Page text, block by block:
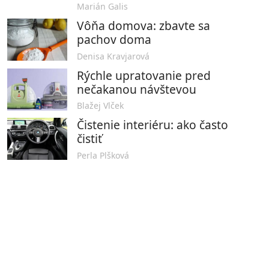
Marián Galis
Vôňa domova: zbavte sa
pachov doma
Denisa Kravjarová
Rýchle upratovanie pred
nečakanou návštevou
Blažej Vlček
Čistenie interiéru: ako často
čistiť
Perla Plšková